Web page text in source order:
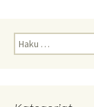
Haku: